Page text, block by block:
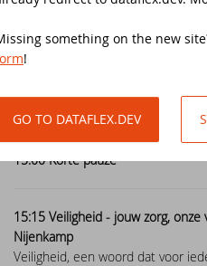
something on the new
!
GO TO DATAFLEX.DEV
14:30 Bouw webapps nog
Nieuw in DataFlex 2023 is de
objecten. We demonstreren de
15:00 Korte pauze
15:15 Veiligheid - jouw zorg,
Nijenkamp
Veiligheid, een woord dat voor
New